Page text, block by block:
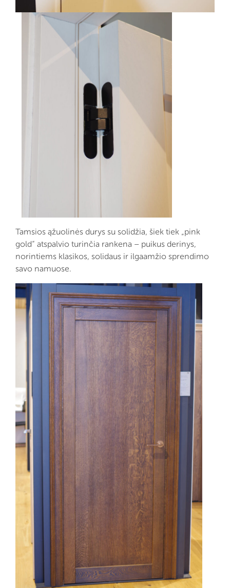
Tamsios ąžuolinės durys su solidžia, šiek tiek „pink
gold“ atspalvio turinčia rankena – puikus derinys,
norintiems klasikos, solidaus ir ilgaamžio sprendimo
savo namuose.